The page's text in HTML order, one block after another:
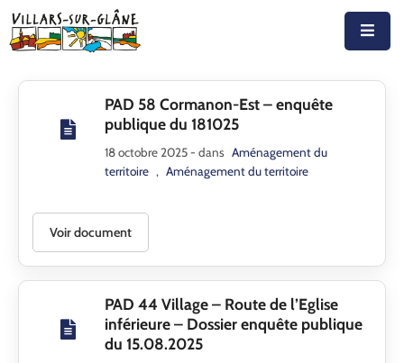
Accueil
Actualités
Prestations
Documents
Découvrir
PAD 58 Cormanon-Est – enquête
publique du 181025
18 octobre 2025- dans Aménagement du
territoire , Aménagement du territoire
Voir document
PAD 44 Village – Route de l’Eglise
inférieure – Dossier enquête publique
du 15.08.2025